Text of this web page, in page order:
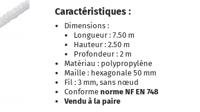
Caractéristiques :
Dimensions :
Longueur : 7.50 m
Hauteur : 2.50 m
Profondeur : 2 m
Matériau : polypropylène
Maille : hexagonale 50 mm
Fil : 3 mm, sans nœud
Conforme norme NF EN 748
Vendu à la paire